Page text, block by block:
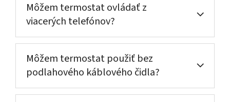
Môžem termostat ovládať z
viacerých telefónov?
Môžem termostat použiť bez
podlahového káblového čidla?